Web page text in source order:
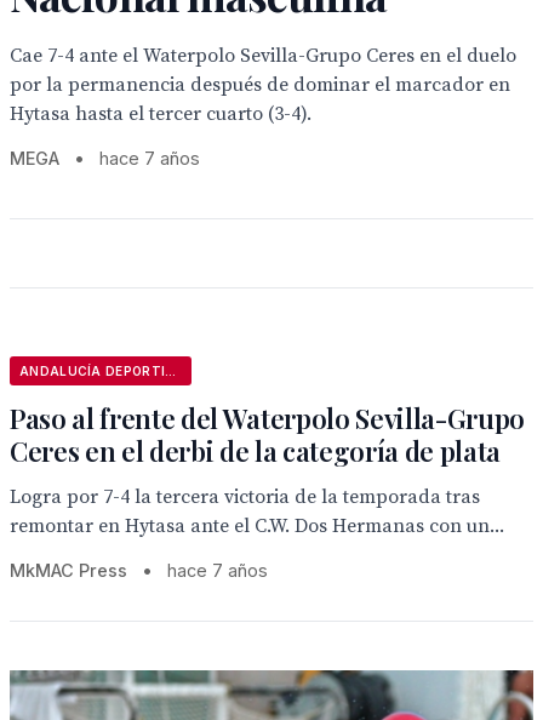
Cae 7-4 ante el Waterpolo Sevilla-Grupo Ceres en el duelo
por la permanencia después de dominar el marcador en
Hytasa hasta el tercer cuarto (3-4).
MEGA • hace 7 años
Paso al frente del Waterpolo Sevilla-Grupo
Ceres en el derbi de la categoría de plata
Logra por 7-4 la tercera victoria de la temporada tras
remontar en Hytasa ante el C.W. Dos Hermanas con un...
MkMAC Press • hace 7 años